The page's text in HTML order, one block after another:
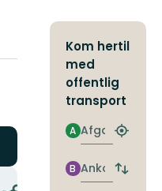
Kom hertil
med
offentlig
transport
Afgang
A
Find
Ankomst
B
Skift